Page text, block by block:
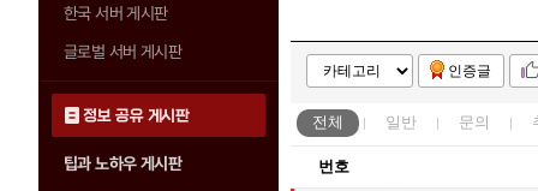
한국 서버 게시판
글로벌 서버 게시판
정보 공유 게시판
팁과 노하우 게시판
인증글
전체 일반 문의
번호